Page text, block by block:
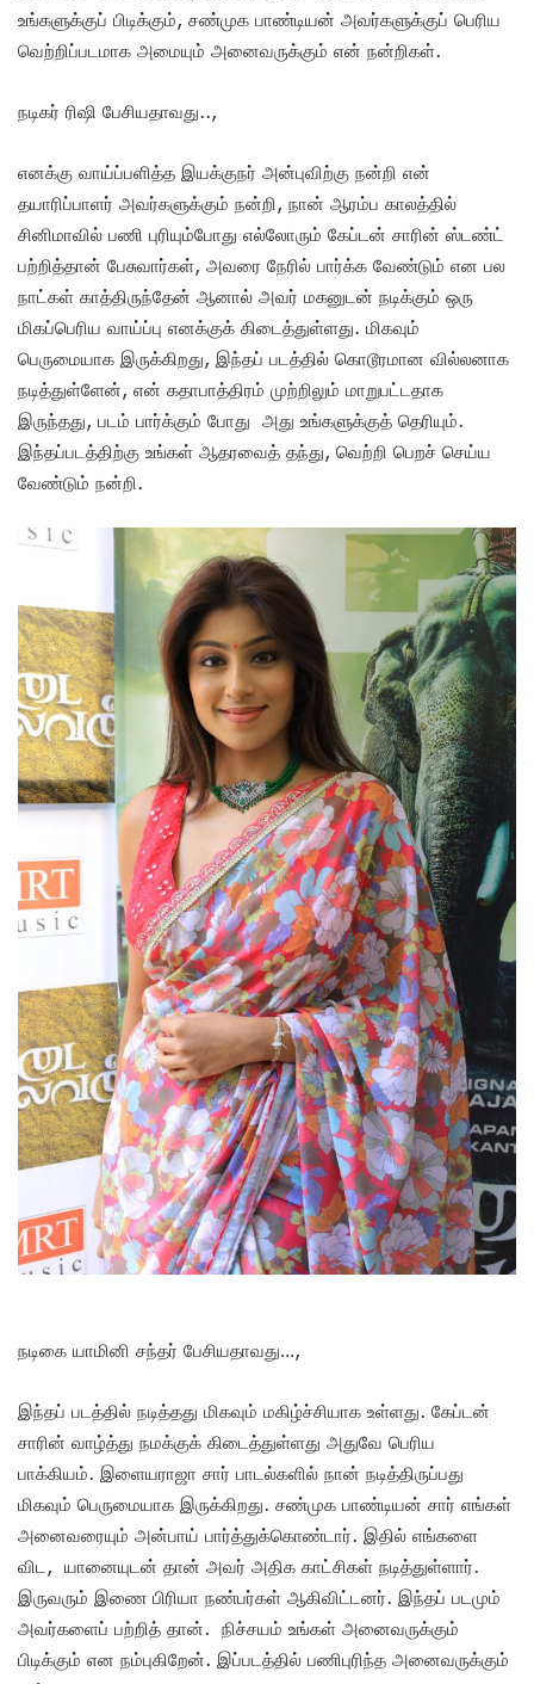
உங்களுக்குப் பிடிக்கும், சண்முக பாண்டியன் அவர்களுக்குப் பெரிய
வெற்றிப்படமாக அமையும் அனைவருக்கும் என் நன்றிகள்.
நடிகர் ரிஷி பேசியதாவது..,
எனக்கு வாய்ப்பளித்த இயக்குநர் அன்புவிற்கு நன்றி என்
தயாரிப்பாளர் அவர்களுக்கும் நன்றி, நான் ஆரம்ப காலத்தில்
சினிமாவில் பணி புரியும்போது எல்லோரும் கேப்டன் சாரின் ஸ்டண்ட்
பற்றித்தான் பேசுவார்கள், அவரை நேரில் பார்க்க வேண்டும் என பல
நாட்கள் காத்திருந்தேன் ஆனால் அவர் மகனுடன் நடிக்கும் ஒரு
மிகப்பெரிய வாய்ப்பு எனக்குக் கிடைத்துள்ளது. மிகவும்
பெருமையாக இருக்கிறது, இந்தப் படத்தில் கொடூரமான வில்லனாக
நடித்துள்ளேன், என் கதாபாத்திரம் முற்றிலும் மாறுபட்டதாக
இருந்தது, படம் பார்க்கும் போது அது உங்களுக்குத் தெரியும்.
இந்தப்படத்திற்கு உங்கள் ஆதரவைத் தந்து, வெற்றி பெறச் செய்ய
வேண்டும் நன்றி.
நடிகை யாமினி சந்தர் பேசியதாவது…,
இந்தப் படத்தில் நடித்தது மிகவும் மகிழ்ச்சியாக உள்ளது. கேப்டன்
சாரின் வாழ்த்து நமக்குக் கிடைத்துள்ளது அதுவே பெரிய
பாக்கியம். இளையராஜா சார் பாடல்களில் நான் நடித்திருப்பது
மிகவும் பெருமையாக இருக்கிறது. சண்முக பாண்டியன் சார் எங்கள்
அனைவரையும் அன்பாய் பார்த்துக்கொண்டார். இதில் எங்களை
விட, யானையுடன் தான் அவர் அதிக காட்சிகள் நடித்துள்ளார்.
இருவரும் இணை பிரியா நண்பர்கள் ஆகிவிட்டனர். இந்தப் படமும்
அவர்களைப் பற்றித் தான். நிச்சயம் உங்கள் அனைவருக்கும்
பிடிக்கும் என நம்புகிறேன். இப்படத்தில் பணிபுரிந்த அனைவருக்கும்